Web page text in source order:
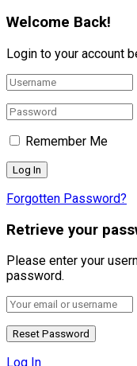
Welcome Back!
Login to your account
Remember Me
Forgotten Password?
Retrieve your
Please enter your
password.
Log In